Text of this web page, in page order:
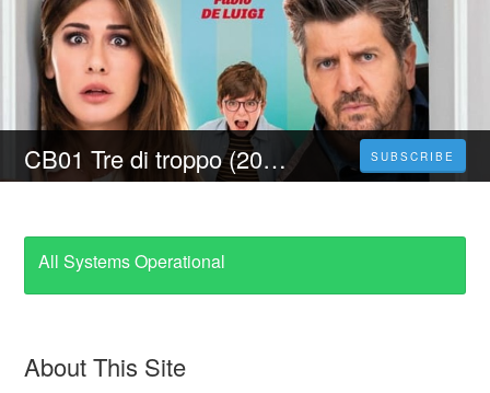
CB01 Tre di troppo (2023) Film Intero | Streaming Italiano In Alta Definizione SUBSCRIBE
All Systems Operational
About This Site